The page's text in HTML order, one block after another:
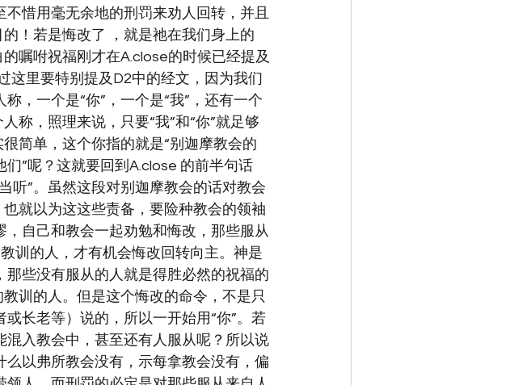
惜用毫无余地的刑罚来劝人回转，并且
！若是悔改了 ，就是祂在我们身上的
嘱咐祝福刚才在A.close的时候已经提及
这里要特别提及D2中的经文，因为我们
，一个是“你”，一个是“我”，还有一个
称，照理来说，只要“我”和“你”就足够
简单，这个你指的就是“别迦摩教会的
”呢？这就要回到A.close 的前半句话
听”。虽然这段对别迦摩教会的话对教会
就以为这这些责备，要险种教会的领袖
自己和教会一起劝勉和悔改，那些服从
训的人，才有机会悔改回转向主。神是
些没有服从的人就是得胜必然的祝福的
训的人。但是这个悔改的命令，不是只
长老等）说的，所以一开始用“你”。若
入教会中，甚至还有人服从呢？所以说
以弗所教会没有，示每拿教会没有，偏